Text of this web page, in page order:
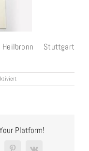
Stuttgart
für
Markenaufbau
Nutzmedia
Platform!